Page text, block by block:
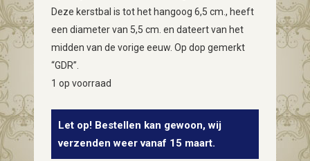
Deze kerstbal is tot het hangoog 6,5 cm., heeft
een diameter van 5,5 cm. en dateert van het
midden van de vorige eeuw. Op dop gemerkt
“GDR”.
1 op voorraad
Let op! Bestellen kan gewoon, wij
verzenden weer vanaf 15 maart.